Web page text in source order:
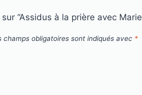
“Assidus à la prière avec Marie
champs obligatoires sont indiqués avec *